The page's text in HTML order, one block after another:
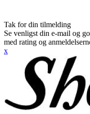
Tak for din tilmelding
Se venligst din e-mail og
med rating og
x